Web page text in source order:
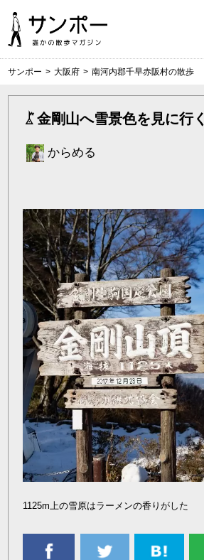
サンポー > 大阪府 > 南河内郡千早赤阪村の散歩
金剛山へ雪景色を見に行く
からめる
1125m上の雪原はラーメンの香りがした